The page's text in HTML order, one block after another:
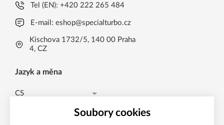
Tel (EN):+420 222 265 484
E-mail:eshop@specialturbo.cz
Kischova 1732/5, 140 00 Praha
4, CZ
Jazyk a měna
CS
Česká koruna CZK (Kč)Soubory cookies